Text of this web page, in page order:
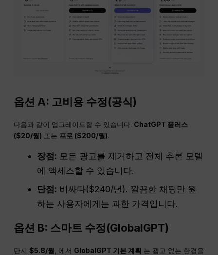
옵션 A: 고비용 수정(공식)
다음과 같이 업그레이드할 수 있습니다. ChatGPT 플러스
($20/월) 또는 프로 ($200/월).
장점: 모든 광고를 제거하고 전체 추론 모델
에 액세스할 수 있습니다.
단점: 비싸다($240/년). 깔끔한 채팅만 원
하는 사용자에게는 과한 가격입니다.
옵션 B: 스마트 수정(GlobalGPT)
단지$5.8/월 , 에서 GlobalGPT 기본 계획 는 광고 없는 환경을